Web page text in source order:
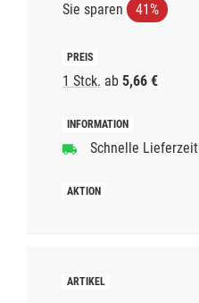
Sie sparen 41%
1 Stck. ab 5,66 €
Schnelle Lieferzeit